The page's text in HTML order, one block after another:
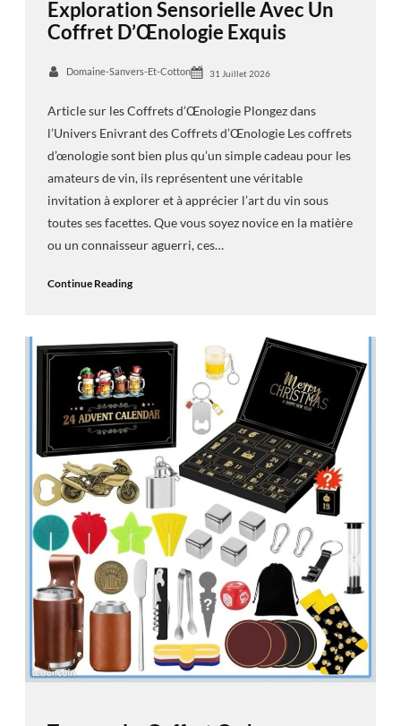
Exploration Sensorielle Avec Un
Coffret D’Œnologie Exquis
Domaine-Sanvers-Et-Cotton 31 Juillet 2026
Article sur les Coffrets d’Œnologie Plongez dans
l’Univers Enivrant des Coffrets d’Œnologie Les coffrets
d’œnologie sont bien plus qu’un simple cadeau pour les
amateurs de vin, ils représentent une véritable
invitation à explorer et à apprécier l’art du vin sous
toutes ses facettes. Que vous soyez novice en la matière
ou un connaisseur aguerri, ces…
Continue Reading